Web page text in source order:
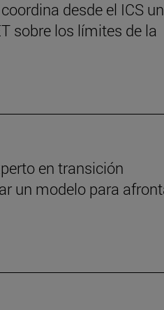
desde el ICS un
sobre los límites de la
en transición
un modelo para